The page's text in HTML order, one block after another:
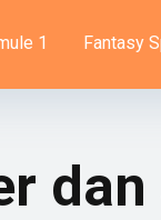
1 Fantasy